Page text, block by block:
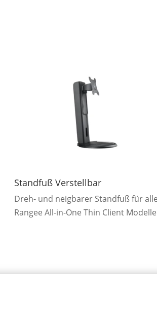
Standfuß Verstellbar
Dreh- und neigbarer Standfuß für alle
Rangee All-in-One Thin Client